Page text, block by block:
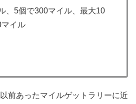
、5個で300マイル、最大10
イル
前あったマイルゲットラリーに近